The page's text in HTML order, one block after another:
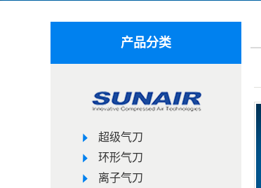
产品分类
超级气刀
环形气刀
离子气刀